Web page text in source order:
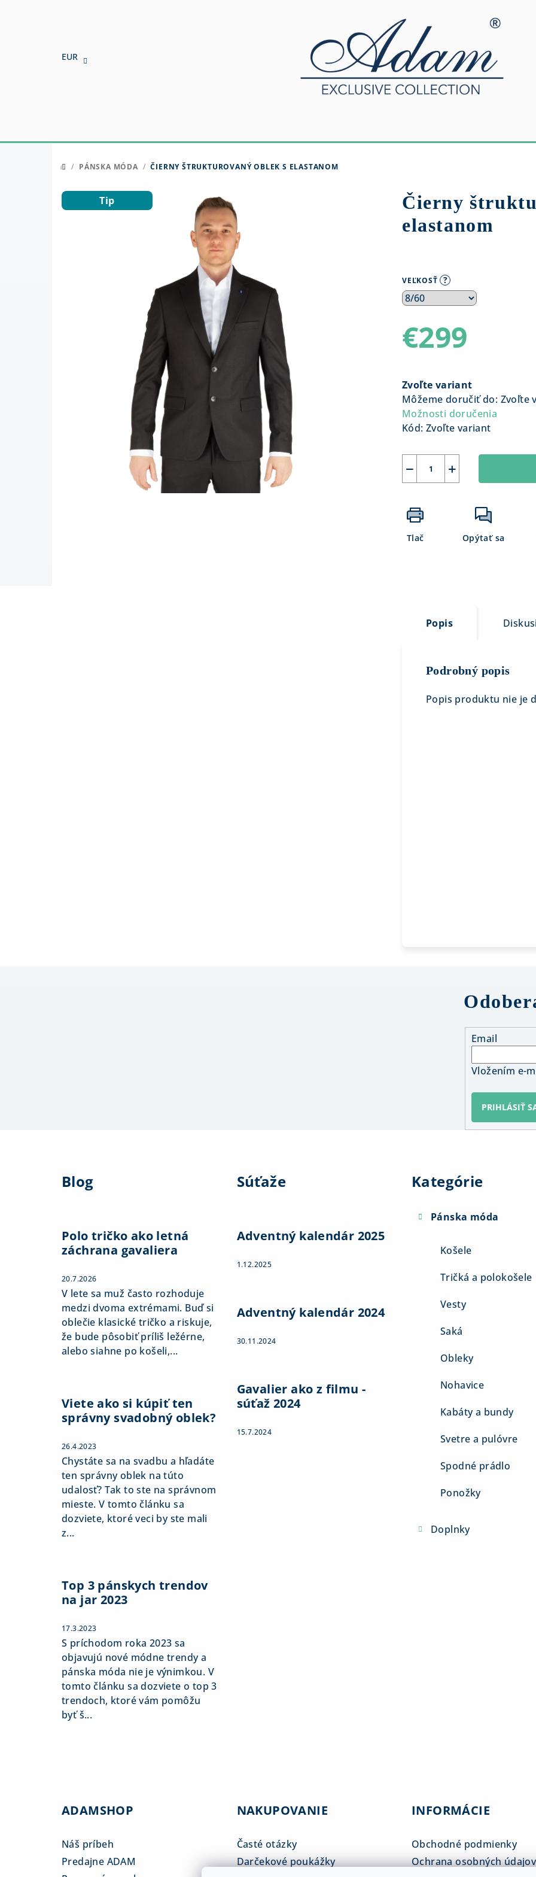
EUR
DOMOV
/ PÁNSKA MÓDA / ČIERNY ŠTRUKTUROVANÝ OBLEK S ELASTANOM
Čierny
elastanom
VEĽKOSŤ ?
€299
cena:
Zvoľte variant
Môžeme doručiť do: Zvoľte
Možnosti doručenia
Kód: Zvoľte variant
+
−
Tlač Opýtať sa
Tip
Popis
Podrobný popis
Popis produktu nie je
Email
Vložením e-
PRIHLÁSIŤ
Blog
Polo tričko ako letná
záchrana gavaliera
20.7.2026
V lete sa muž často rozhoduje
medzi dvoma extrémami. Buď si
oblečie klasické tričko a riskuje,
že bude pôsobiť príliš ležérne,
alebo siahne po košeli,...
Viete ako si kúpiť ten
správny svadobný oblek?
26.4.2023
Chystáte sa na svadbu a hľadáte
ten správny oblek na túto
udalosť? Tak to ste na správnom
mieste. V tomto článku sa
dozviete, ktoré veci by ste mali
z...
Top 3 pánskych trendov
na jar 2023
17.3.2023
S príchodom roka 2023 sa
objavujú nové módne trendy a
pánska móda nie je výnimkou. V
tomto článku sa dozviete o top 3
trendoch, ktoré vám pomôžu
byť š...
Súťaže
Adventný kalendár 2025
1.12.2025
Adventný kalendár 2024
30.11.2024
Gavalier ako z filmu -
súťaž 2024
15.7.2024
Kategórie
Pánska móda
Košele
Tričká a polokošele
Vesty
Saká
Obleky
Nohavice
Kabáty a bundy
Svetre a pulóvre
Spodné prádlo
Ponožky
Doplnky
ADAMSHOP
Náš príbeh
Predajne ADAM
NAKUPOVANIE
Časté otázky
Darčekové poukážky
INFORMÁCIE
Obchodné podmienky
Ochrana osobných údajov